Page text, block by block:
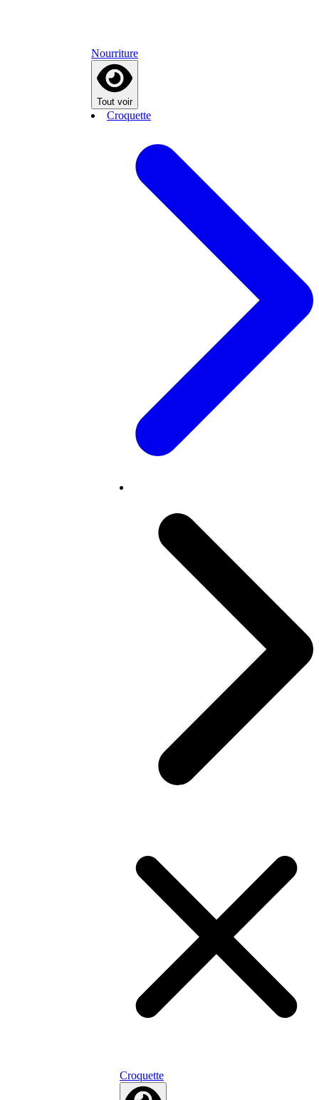
Nourriture
Tout voir
Croquette
Croquette